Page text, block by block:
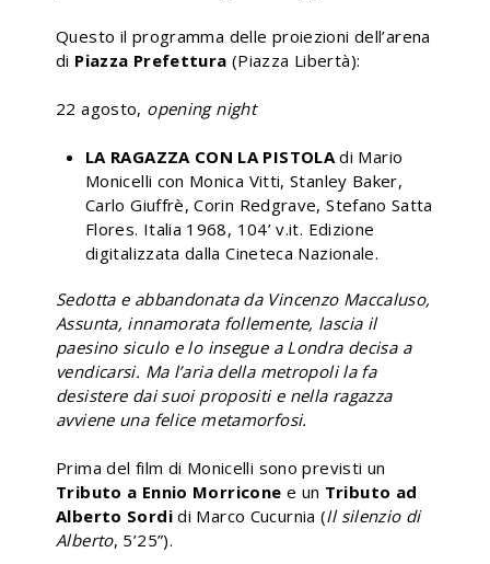
Questo il programma delle proiezioni dell’arena
di Piazza Prefettura (Piazza Libertà):
22 agosto, opening night
LA RAGAZZA CON LA PISTOLAdi Mario
Monicelli con Monica Vitti, Stanley Baker,
Carlo Giuffrè, Corin Redgrave, Stefano Satta
Flores. Italia 1968, 104’ v.it. Edizione
digitalizzata dalla Cineteca Nazionale.
Sedotta e abbandonata da Vincenzo Maccaluso,
Assunta, innamorata follemente, lascia il
paesino siculo e lo insegue a Londra decisa a
vendicarsi. Ma l’aria della metropoli la fa
desistere dai suoi propositi e nella ragazza
avviene una felice metamorfosi.
Prima del film di Monicelli sono previsti un
Tributo a Ennio Morricone e un Tributo ad
Alberto Sordidi Marco Cucurnia (Il silenzio di
Alberto, 5’25”).